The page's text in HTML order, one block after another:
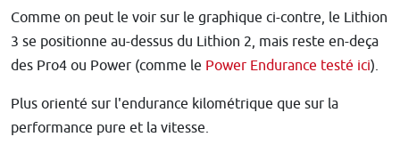
Comme on peut le voir sur le graphique ci-contre, le Lithion
3 se positionne au-dessus du Lithion 2, mais reste en-deça
des Pro4 ou Power (comme le Power Endurance testé ici).
Plus orienté sur l'endurance kilométrique que sur la
performance pure et la vitesse.